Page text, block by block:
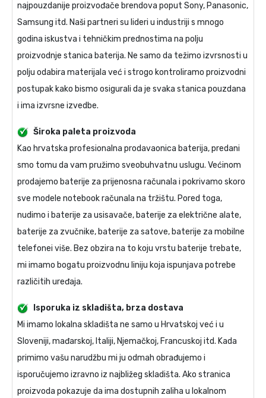
najpouzdanije proizvođače brendova poput Sony, Panasonic,
Samsung itd. Naši partneri su lideri u industriji s mnogo
godina iskustva i tehničkim prednostima na polju
proizvodnje stanica baterija. Ne samo da težimo izvrsnosti u
polju odabira materijala već i strogo kontroliramo proizvodni
postupak kako bismo osigurali da je svaka stanica pouzdana
i ima izvrsne izvedbe.
Široka paleta proizvoda
Kao hrvatska profesionalna prodavaonica baterija, predani
smo tomu da vam pružimo sveobuhvatnu uslugu. Većinom
prodajemo baterije za prijenosna računala i pokrivamo skoro
sve modele notebook računala na tržištu. Pored toga,
nudimo i baterije za usisavače, baterije za električne alate,
baterije za zvučnike, baterije za satove, baterije za mobilne
telefonei više. Bez obzira na to koju vrstu baterije trebate,
mi imamo bogatu proizvodnu liniju koja ispunjava potrebe
različitih uređaja.
Isporuka iz skladišta, brza dostava
Mi imamo lokalna skladišta ne samo u Hrvatskoj već i u
Sloveniji, mađarskoj, Italiji, Njemačkoj, Francuskoj itd. Kada
primimo vašu narudžbu mi ju odmah obrađujemo i
isporučujemo izravno iz najbližeg skladišta. Ako stranica
proizvoda pokazuje da ima dostupnih zaliha u lokalnom